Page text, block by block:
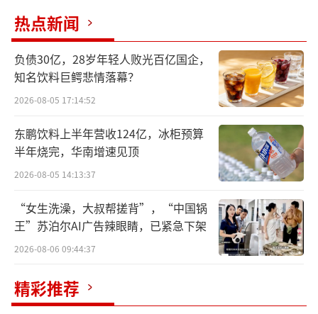
首先，有部分终端老板表示，茅台在月初
价格回落的信息已传递到消费者端，消费者选
择在这个时间节点买茅台。因此，市场需求一
下打开了，茅台的市场价格也开始稳步有升。
茅台近期价格缓步上涨的另一个原因是618线上
电商平台补贴大战的结束，618期间各行业头部
品牌价格都被补贴拉低。
茅台作为自带流量的产品，618期间被各大
电商平台争相选为补贴对象，成交价一度被拉
平。
热点新闻
负债30亿，28岁年轻人败光百亿国企，
知名饮料巨鳄悲情落幕？
2026-08-05 17:14:52
东鹏饮料上半年营收124亿，冰柜预算
半年烧完，华南增速见顶
2026-08-05 14:13:37
“女生洗澡，大叔帮搓背”，“中国锅
王”苏泊尔AI广告辣眼睛，已紧急下架
2026-08-06 09:44:37
精彩推荐